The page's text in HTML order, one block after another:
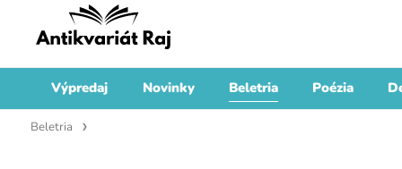
Výpredaj Novinky Beletria Poézia
Beletria